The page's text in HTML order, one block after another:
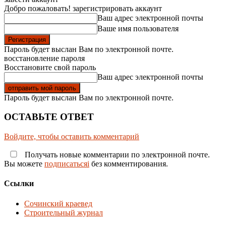
Добро пожаловать! зарегистрировать аккаунт
Ваш адрес электронной почты
Ваше имя пользователя
Пароль будет выслан Вам по электронной почте.
восстановление пароля
Восстановите свой пароль
Ваш адрес электронной почты
Пароль будет выслан Вам по электронной почте.
ОСТАВЬТЕ ОТВЕТ
Войдите, чтобы оставить комментарий
Получать новые комментарии по электронной почте.
Вы можете подписатьсяi без комментирования.
Ссылки
Сочинский краевед
Строительный журнал